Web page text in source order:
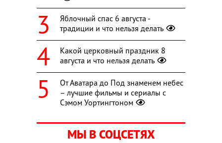
Яблочный спас 6 августа -
традиции и что нельзя делать
Какой церковный праздник 8
августа и что нельзя делать
От Аватара до Под знаменем небес
– лучшие фильмы и сериалы с
Сэмом Уортингтоном
МЫ В СОЦСЕТЯХ